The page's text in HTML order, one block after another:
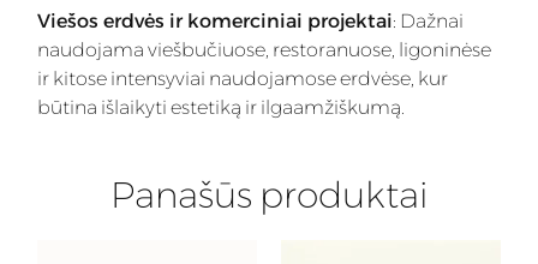
Viešos erdvės ir komerciniai projektai: Dažnai
naudojama viešbučiuose, restoranuose, ligoninėse
ir kitose intensyviai naudojamose erdvėse, kur
būtina išlaikyti estetiką ir ilgaamžiškumą.
Panašūs produktai